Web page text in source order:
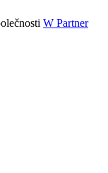
W Partner